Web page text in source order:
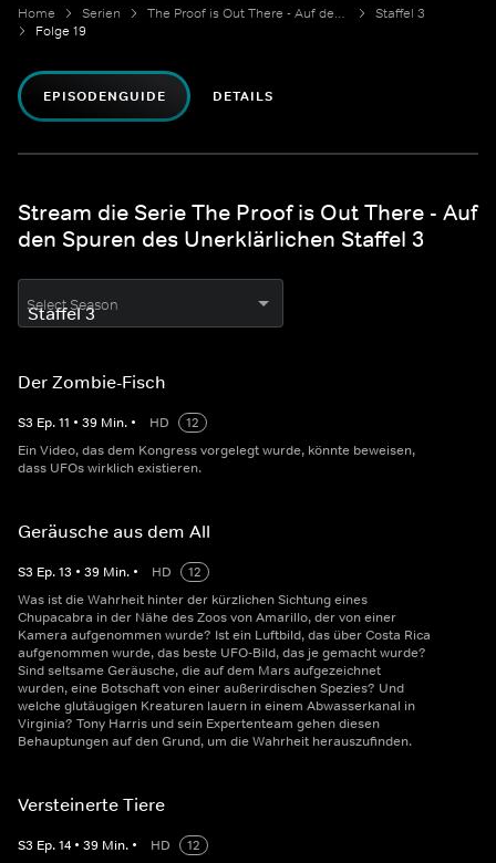
Home Serien The Proof is Out There - Auf den Spuren des Unerklärlichen
Staffel 3
Folge 19
EPISODENGUIDE DETAILS
Stream die Serie The Proof is Out There - Auf
den Spuren des Unerklärlichen Staffel 3
Select Season
Der Zombie-Fisch
S3 Ep.11 • 39 Min. • HD
12
Ein Video, das dem Kongress vorgelegt wurde, könnte beweisen,
dass UFOs wirklich existieren.
Geräusche aus dem All
S3 Ep.13 • 39 Min. • HD
12
Was ist die Wahrheit hinter der kürzlichen Sichtung eines
Chupacabra in der Nähe des Zoos von Amarillo, der von einer
Kamera aufgenommen wurde? Ist ein Luftbild, das über Costa Rica
aufgenommen wurde, das beste UFO-Bild, das je gemacht wurde?
Sind seltsame Geräusche, die auf dem Mars aufgezeichnet
wurden, eine Botschaft von einer außerirdischen Spezies? Und
welche glutäugigen Kreaturen lauern in einem Abwasserkanal in
Virginia? Tony Harris und sein Expertenteam gehen diesen
Behauptungen auf den Grund, um die Wahrheit herauszufinden.
Versteinerte Tiere
S3 Ep.14 • 39 Min. • HD
12